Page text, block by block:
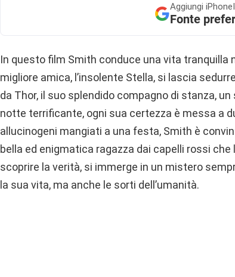
Aggiungi
Fonte
In questo film Smith conduce una vita tranquilla
migliore amica, l’insolente Stella, si lascia
da Thor, il suo splendido compagno di stanza,
notte terrificante, ogni sua certezza è messa a
allucinogeni mangiati a una festa, Smith è
bella ed enigmatica ragazza dai capelli rossi
scoprire la verità, si immerge in un mistero
la sua vita, ma anche le sorti dell’umanità.